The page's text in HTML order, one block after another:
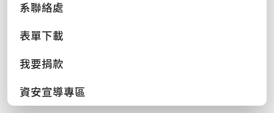
系聯絡處
表單下載
我要捐款
資安宣導專區